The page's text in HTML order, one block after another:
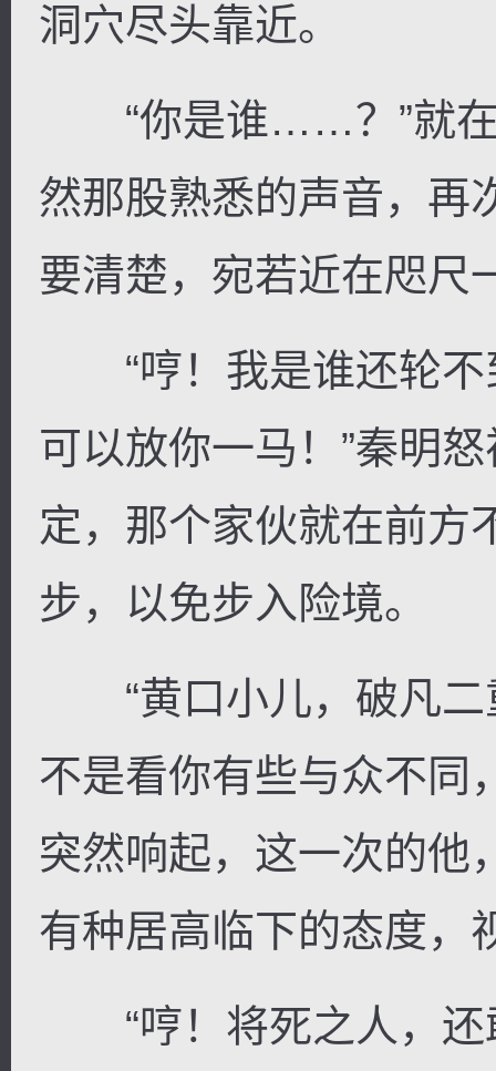
洞穴尽头靠近。
“你是谁……？”就在
然那股熟悉的声音，再
要清楚，宛若近在咫尺
“哼！我是谁还轮不
可以放你一马！”秦明
定，那个家伙就在前方
步，以免步入险境。
“黄口小儿，破凡二
不是看你有些与众不同
突然响起，这一次的他
有种居高临下的态度，
“哼！将死之人，还